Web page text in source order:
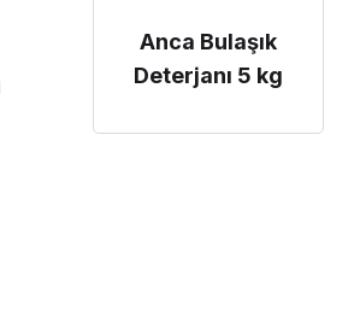
Anca Bulaşık
Deterjanı 5 kg